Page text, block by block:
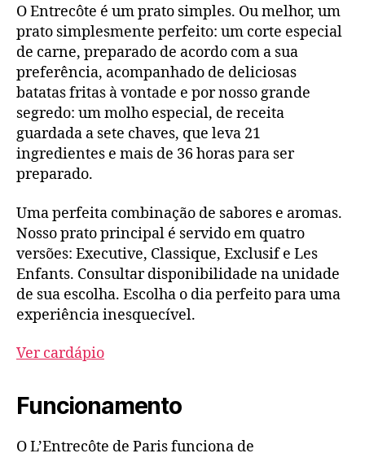
O Entrecôte é um prato simples. Ou melhor, um
prato simplesmente perfeito: um corte especial
de carne, preparado de acordo com a sua
preferência, acompanhado de deliciosas
batatas fritas à vontade e por nosso grande
segredo: um molho especial, de receita
guardada a sete chaves, que leva 21
ingredientes e mais de 36 horas para ser
preparado.
Uma perfeita combinação de sabores e aromas.
Nosso prato principal é servido em quatro
versões: Executive, Classique, Exclusif e Les
Enfants. Consultar disponibilidade na unidade
de sua escolha. Escolha o dia perfeito para uma
experiência inesquecível.
Ver cardápio
Funcionamento
O L’Entrecôte de Paris funciona de